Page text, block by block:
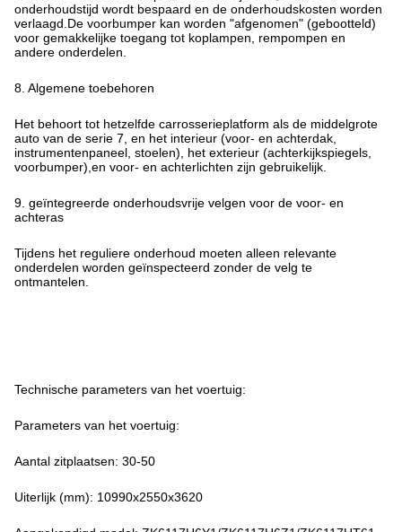
onderhoudstijd wordt bespaard en de onderhoudskosten worden
verlaagd.De voorbumper kan worden "afgenomen" (gebootteld)
voor gemakkelijke toegang tot koplampen, rempompen en
andere onderdelen.
8. Algemene toebehoren
Het behoort tot hetzelfde carrosserieplatform als de middelgrote
auto van de serie 7, en het interieur (voor- en achterdak,
instrumentenpaneel, stoelen), het exterieur (achterkijkspiegels,
voorbumper),en voor- en achterlichten zijn gebruikelijk.
9. geïntegreerde onderhoudsvrije velgen voor de voor- en
achteras
Tijdens het reguliere onderhoud moeten alleen relevante
onderdelen worden geïnspecteerd zonder de velg te
ontmantelen.
Technische parameters van het voertuig:
Parameters van het voertuig:
Aantal zitplaatsen: 30-50
Uiterlijk (mm): 10990x2550x3620